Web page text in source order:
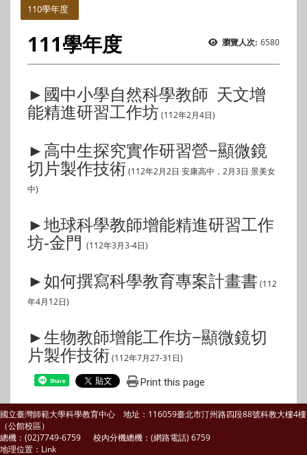
110學年度
瀏覽人次: 6580
111學年度
►國中小學自然科學教師 天文增
能精進研習工作坊 (112年2月4日)
►高中生探究實作研習營−顯微鏡
切片製作技術 (112年2月2日 安康高中，2月3日 景美女
中)
►地球科學教師增能精進研習工作
坊-金門 (112年3月3-4日)
►如何撰寫科學教育專案計畫書 (112
年4月12日)
►生物教師增能工作坊−顯微鏡切
片製作技術 (112年7月27-31日)
Share Print this page
國立臺灣師範大學科學教育中心 地址：116059臺北市汀州路四段88號科教大樓4樓
（公館校區）
總機：(02)7749-6759 校內分機總機：(網路電話) 6759
地理位置 ： Link